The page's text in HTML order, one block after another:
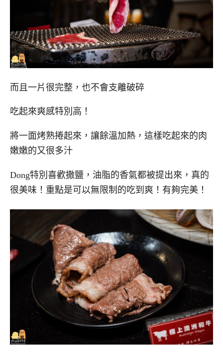
而且一片很完整，也不會支離破碎
吃起來爽感特別高！
將一面烤熟捲起來，讓餘溫加熱，這樣吃起來的肉
嫩嫩的又很多汁
Dong特別喜歡撒鹽，油脂的香氣都被提出來，真的
很美味！重點是可以無限制的吃到爽！有夠完美！